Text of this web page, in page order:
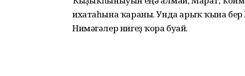
ихатаһына ҡараны. Унда арыҡ ҡына бер
Нимәгәлер нигеҙ ҡора буғай.